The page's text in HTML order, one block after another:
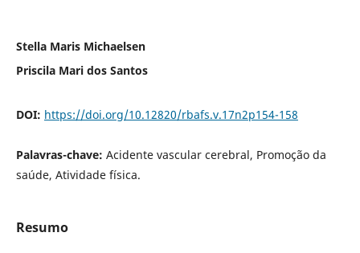
Stella Maris Michaelsen
Priscila Mari dos Santos
DOI: https://doi.org/10.12820/rbafs.v.17n2p154-158
Palavras-chave: Acidente vascular cerebral, Promoção da
saúde, Atividade física.
Resumo